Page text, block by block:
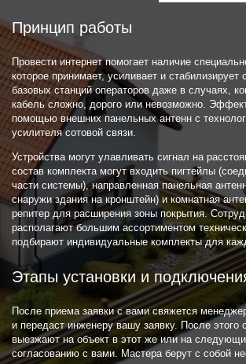
Принцип работы
Провести интернет помогает наличие
которое принимает, усиливает и стабилизирует
базовых станций операторов даже в случаях,
кабель сложно, дорого или невозможно.
помощью внешних панельных антенн с
усилителя сотовой связи.
Устройства могут улавливать сигнал на
состав комплекта могут входить пигтейлы
части системы), направленная панельная
снаружи здания на кронштейн) и комнатная
репитер для расширения зоны покрытия.
располагают большим ассортиментом
подбирают индивидуальные комплекты для
Этапы установки и
После приема заявки с вами свяжется
и передаст инженеру вашу заявку. После этого
выезжают на объект в этот же или на
согласованию с вами. Мастера берут с собой